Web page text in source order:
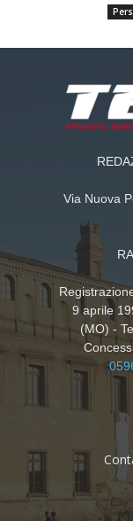
Via Nuova
9 aprile
(MO) -